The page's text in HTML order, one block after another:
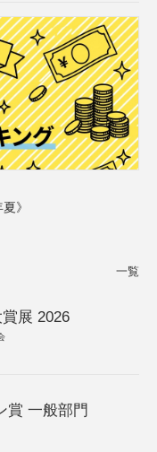
》
一覧
展 2026
賞 一般部門